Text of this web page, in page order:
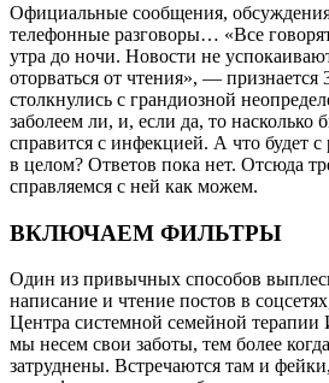
Официальные сообщения, обсуждения
телефонные разговоры… «Все
утра до ночи. Новости не
оторваться от чтения», —
столкнулись с грандиозной
заболеем ли, и, если да, то насколько
справится с инфекцией. А что будет
в целом? Ответов пока нет. Отсюда
справляемся с ней как можем.
ВКЛЮЧАЕМ ФИЛЬТРЫ
Один из привычных способов
написание и чтение постов в
Центра системной семейной
мы несем свои заботы, тем более
затруднены. Встречаются там и